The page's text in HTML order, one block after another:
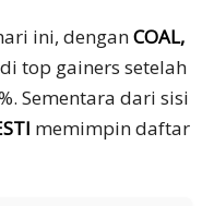
ini, denganCOAL,
top gainers setelah
Sementara dari sisi
memimpin daftar